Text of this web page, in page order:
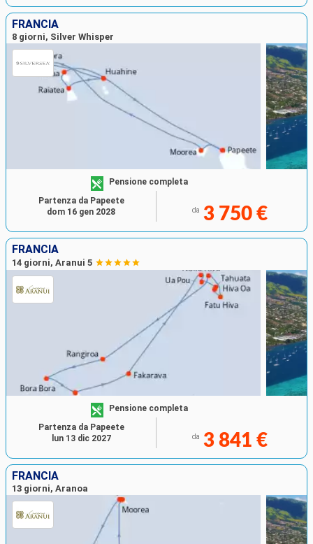
FRANCIA
8 giorni, Silver Whisper
Pensione completa
da 3 750 €
Partenza da Papeete
dom 16 gen 2028
FRANCIA
14 giorni, Aranui 5
Pensione completa
da 3 841 €
Partenza da Papeete
lun 13 dic 2027
FRANCIA
13 giorni, Aranoa